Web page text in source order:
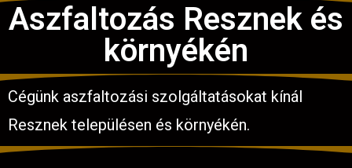
Aszfaltozás Resznek és
környékén
Cégünk aszfaltozási szolgáltatásokat kínál
Resznek településen és környékén.